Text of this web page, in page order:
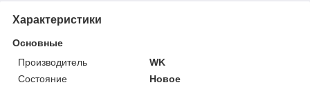
Характеристики
Основные
Производитель
WK
Состояние
Новое